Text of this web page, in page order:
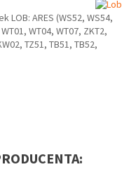
ARES (WS52, WS54,
WT04, WT07, ZKT2,
TZ51, TB51, TB52,